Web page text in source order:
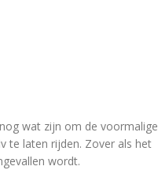
wat zijn om de voormalige
te laten rijden. Zover als het
wordt.